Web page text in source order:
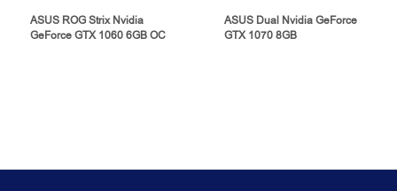
ASUS ROG Strix Nvidia
GeForce GTX 1060 6GB OC
ASUS Dual Nvidia GeForce
GTX 1070 8GB